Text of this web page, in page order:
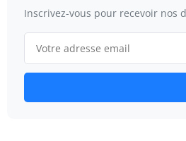
Inscrivez-vous pour recevoir